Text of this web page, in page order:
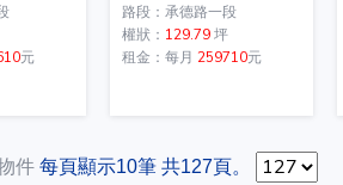
元
路段：承德路一段
權狀： 129.79坪
租金：每月 259710元
件 每頁顯示10筆 共127頁。